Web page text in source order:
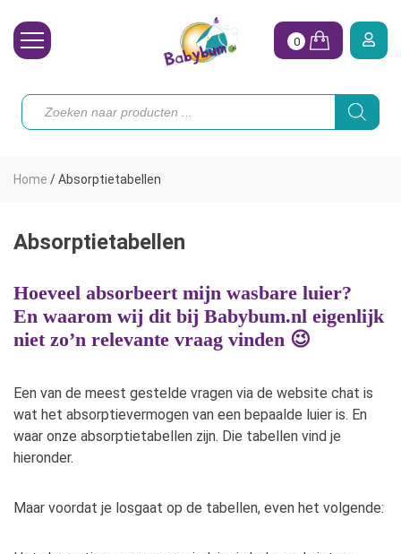
Toebehoren
Koopjes
Hoe begin ik?
0
Producten
zoeken
Home /Absorptietabellen
Absorptietabellen
Hoeveel absorbeert mijn wasbare luier?
En waarom wij dit bij Babybum.nl eigenlijk
niet zo’n relevante vraag vinden 😉
Een van de meest gestelde vragen via de website chat is
wat het absorptievermogen van een bepaalde luier is. En
waar onze absorptietabellen zijn. Die tabellen vind je
hieronder.
Maar voordat je losgaat op de tabellen, even het volgende: